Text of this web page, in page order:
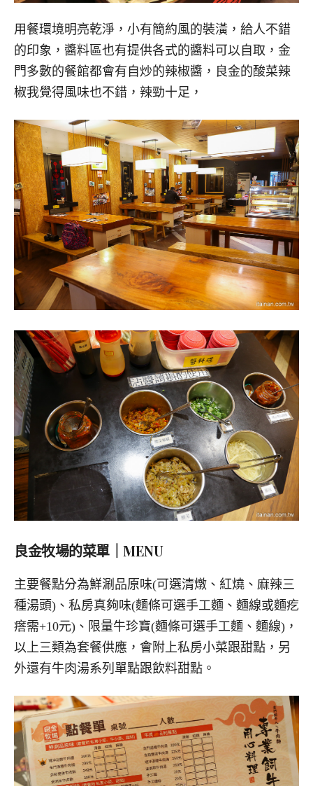
用餐環境明亮乾淨，小有簡約風的裝潢，給人不錯
的印象，醬料區也有提供各式的醬料可以自取，金
門多數的餐館都會有自炒的辣椒醬，良金的酸菜辣
椒我覺得風味也不錯，辣勁十足，
良金牧場的菜單｜MENU
主要餐點分為鮮涮品原味(可選清燉、紅燒、麻辣三
種湯頭)、私房真夠味(麵條可選手工麵、麵線或麵疙
瘩需+10元)、限量牛珍寶(麵條可選手工麵、麵線)，
以上三類為套餐供應，會附上私房小菜跟甜點，另
外還有牛肉湯系列單點跟飲料甜點。